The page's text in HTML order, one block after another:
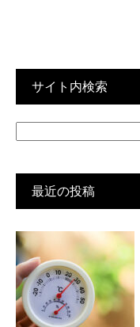
サイト内検索
最近の投稿